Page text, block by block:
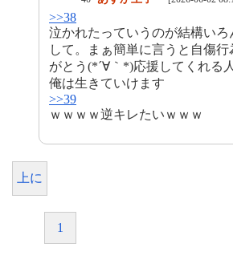
>>38
泣かれたっていうのが結構いろ
して。まぁ簡単に言うと自傷行
がとう(*´∀｀*)応援してくれる
俺は生きていけます
>>39
ｗｗｗｗ逆キレたいｗｗｗ
上に
1